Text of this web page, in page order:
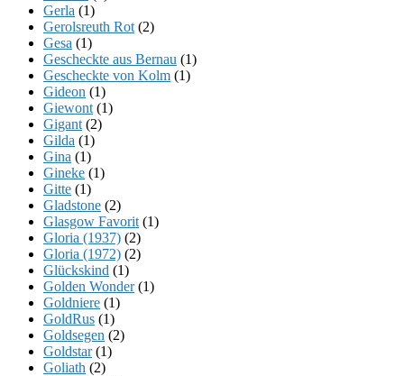
Gerla (1)
Gerolsreuth Rot (2)
Gesa (1)
Gescheckte aus Bernau (1)
Gescheckte von Kolm (1)
Gideon (1)
Giewont (1)
Gigant (2)
Gilda (1)
Gina (1)
Gineke (1)
Gitte (1)
Gladstone (2)
Glasgow Favorit (1)
Gloria (1937) (2)
Gloria (1972) (2)
Glückskind (1)
Golden Wonder(1)
Goldniere (1)
GoldRus (1)
Goldsegen (2)
Goldstar(1)
Goliath (2)